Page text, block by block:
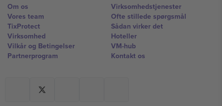
Om os
Vores team
TixProtect
Virksomhed
Vilkår og Betingelser
Partnerprogram
Virksomhedstjenester
Ofte stillede spørgsmål
Sådan virker det
Hoteller
VM-hub
Kontakt os